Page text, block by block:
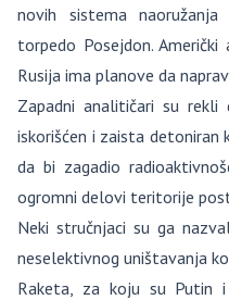
novih sistema
torpedo Posejdon.
Rusija ima planove da
Zapadni analitičari su
iskorišćen i zaista detoniran
da bi zagadio
ogromni delovi teritorije
Neki stručnjaci su ga
neselektivnog uništavanja
Raketa, za koju su Putin i